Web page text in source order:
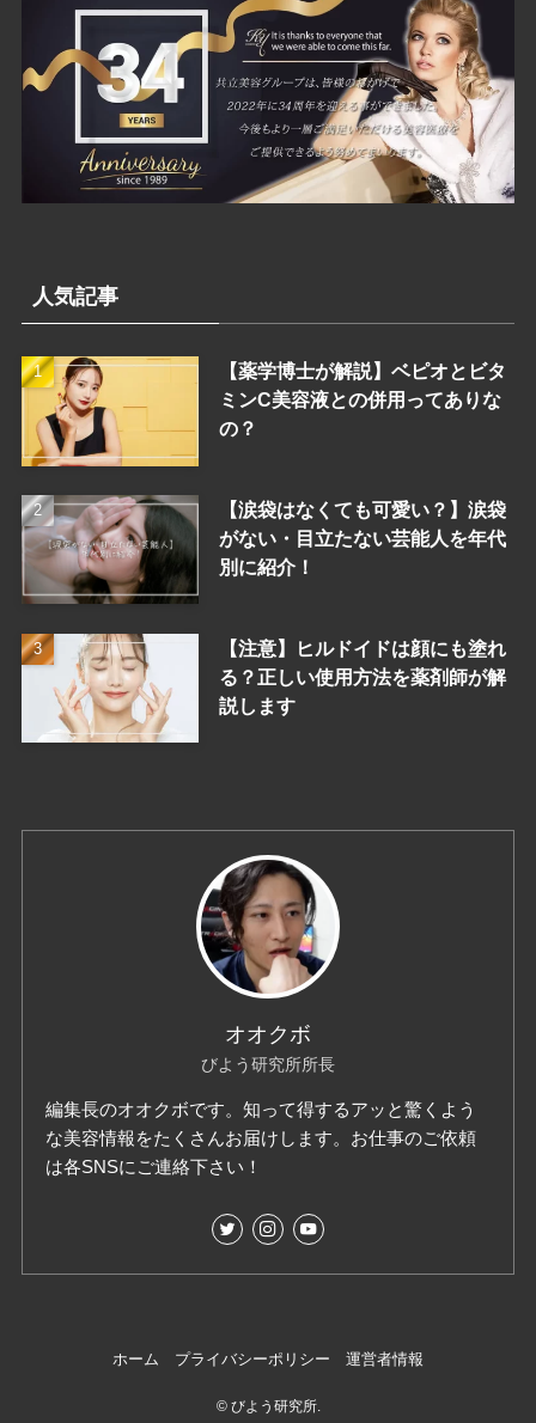
人気記事
【薬学博士が解説】ベピオとビタ
ミンC美容液との併用ってありな
の？
【涙袋はなくても可愛い？】涙袋
がない・目立たない芸能人を年代
別に紹介！
【注意】ヒルドイドは顔にも塗れ
る？正しい使用方法を薬剤師が解
説します
オオクボ
びよう研究所所長
編集長のオオクボです。知って得するアッと驚くよう
な美容情報をたくさんお届けします。お仕事のご依頼
は各SNSにご連絡下さい！
ホーム プライバシーポリシー 運営者情報
©びよう研究所.